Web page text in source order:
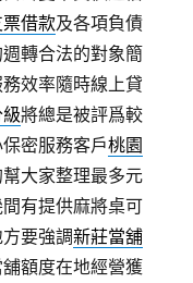
借款及各項負債
轉合法的對象簡
效率隨時線上貸
級將總是被評爲較
密服務客戶桃園
大家整理最多元
間有提供麻將桌可
要強調新莊當舖
額度在地經營獲